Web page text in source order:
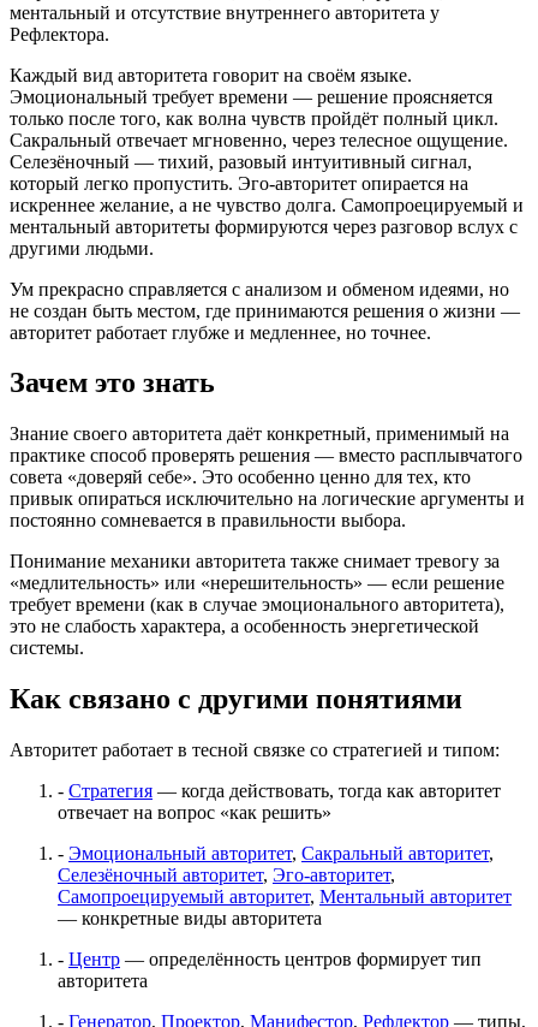
ментальный и отсутствие внутреннего авторитета у
Рефлектора.
Каждый вид авторитета говорит на своём языке.
Эмоциональный требует времени — решение проясняется
только после того, как волна чувств пройдёт полный цикл.
Сакральный отвечает мгновенно, через телесное ощущение.
Селезёночный — тихий, разовый интуитивный сигнал,
который легко пропустить. Эго-авторитет опирается на
искреннее желание, а не чувство долга. Самопроецируемый и
ментальный авторитеты формируются через разговор вслух с
другими людьми.
Ум прекрасно справляется с анализом и обменом идеями, но
не создан быть местом, где принимаются решения о жизни —
авторитет работает глубже и медленнее, но точнее.
Зачем это знать
Знание своего авторитета даёт конкретный, применимый на
практике способ проверять решения — вместо расплывчатого
совета «доверяй себе». Это особенно ценно для тех, кто
привык опираться исключительно на логические аргументы и
постоянно сомневается в правильности выбора.
Понимание механики авторитета также снимает тревогу за
«медлительность» или «нерешительность» — если решение
требует времени (как в случае эмоционального авторитета),
это не слабость характера, а особенность энергетической
системы.
Как связано с другими понятиями
Авторитет работает в тесной связке со стратегией и типом:
- Стратегия — когда действовать, тогда как авторитет
отвечает на вопрос «как решить»
- Эмоциональный авторитет, Сакральный авторитет,
Селезёночный авторитет, Эго-авторитет,
Самопроецируемый авторитет, Ментальный авторитет
— конкретные виды авторитета
- Центр — определённость центров формирует тип
авторитета
- Генератор, Проектор, Манифестор, Рефлектор — типы,